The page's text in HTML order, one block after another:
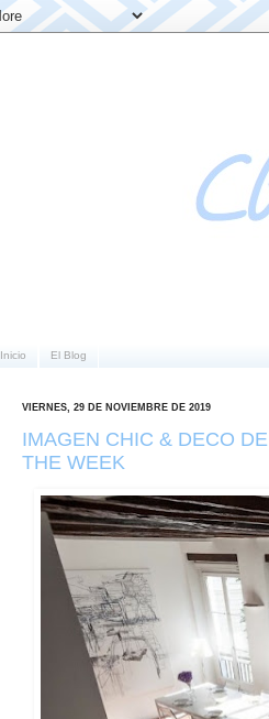
Inicio El Blog
VIERNES, 29 DE NOVIEMBRE DE 2019
IMAGEN CHIC & DECO
THE WEEK